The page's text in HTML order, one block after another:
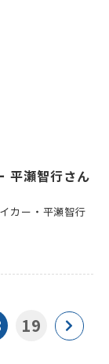
平瀬智行さん
カー・平瀬智行
19